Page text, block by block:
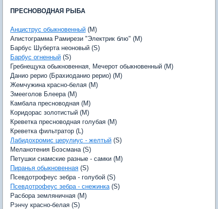
ПРЕСНОВОДНАЯ РЫБА
Анциструс обыкновенный (M)
Апистограмма Рамирези "Электрик блю" (M)
Барбус Шуберта неоновый (S)
Барбус огненный (S)
Гребнещука обыкновенная, Мечерот обыкновенный (M)
Данио рерио (Брахиоданио рерио) (M)
Жемчужина красно-белая (M)
Змееголов Блеера (M)
Камбала пресноводная (M)
Коридорас золотистый (M)
Креветка пресноводная голубая (M)
Креветка фильтратор (L)
Лабидохромис церулиус - желтый (S)
Меланотения Боэсмана (S)
Петушки сиамские разные - самки (M)
Пиранья обыкновенная (S)
Псевдотрофеус зебра - голубой (S)
Псевдотрофеус зебра - снежинка(S)
Расбора земляничная (M)
Рэнчу красно-белая (S)